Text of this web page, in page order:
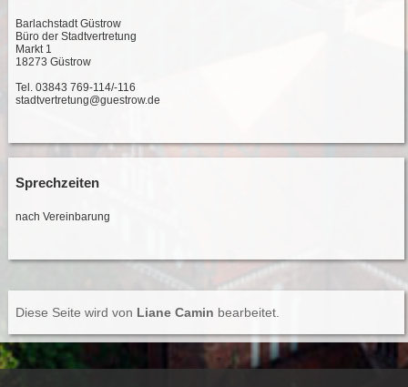
Barlachstadt Güstrow
Büro der Stadtvertretung
Markt 1
18273 Güstrow
Tel. 03843 769-114/-116
stadtvertretung@guestrow.de
Sprechzeiten
nach Vereinbarung
Diese Seite wird von Liane Camin bearbeitet.